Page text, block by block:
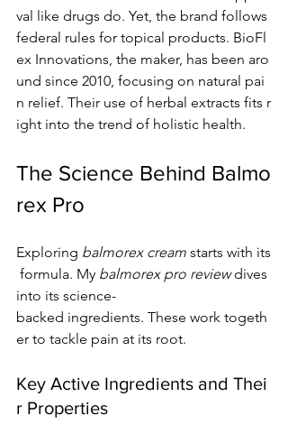
val like drugs do. Yet, the brand follows
federal rules for topical products. BioFl
ex Innovations, the maker, has been aro
und since 2010, focusing on natural pai
n relief. Their use of herbal extracts fits r
ight into the trend of holistic health.
The Science Behind Balmo
rex Pro
Exploring balmorex cream starts with its
formula. My balmorex pro review dives
into its science-
backed ingredients. These work togeth
er to tackle pain at its root.
Key Active Ingredients and Thei
r Properties